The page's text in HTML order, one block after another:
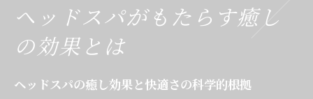
快適なヘッドスパ施術を受けるための注意
点
ヘッドスパ利用時に意識すべき安全対策と
は
ヘッドスパがもたらす癒し
の効果とは
ヘッドスパの癒し効果と快適さの科学的根拠